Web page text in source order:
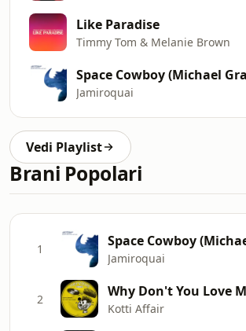
Like Paradise
Timmy Tom & Melanie Brown
Jamiroquai
Vedi Playlist
Brani Popolari
1
Jamiroquai
2 Why Don't You Love
Kotti Affair